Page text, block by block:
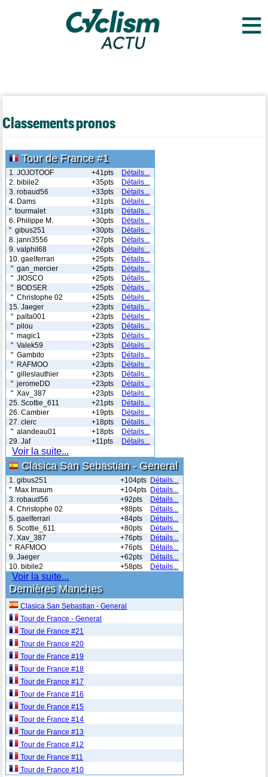
≡
Classements pronos
Tour de France #1
1. JOJOTOOF Détails...
+41pts
2. bibile2
Détails...
+35pts
3. robaud56
Détails...
+33pts
4. Dams
Détails...
+31pts
" tourmalet
Détails...
+31pts
6. Philippe M.
Détails...
+30pts
" gibus251
Détails...
+30pts
8. jann3556
Détails...
+27pts
9. valphil68
Détails...
+26pts
10. gaelferrari
Détails...
+25pts
" gan_mercier
Détails...
+25pts
" JIOSCO
Détails...
+25pts
" BODSER
Détails...
+25pts
" Christophe 02
Détails...
+25pts
15. Jaeger
Détails...
+23pts
" palta001
Détails...
+23pts
" pilou
Détails...
+23pts
" magic1
Détails...
+23pts
" Valek59
Détails...
+23pts
" Gambito
Détails...
+23pts
" RAFMOO
Détails...
+23pts
" gilleslauthier
Détails...
+23pts
" jeromeDD
Détails...
+23pts
" Xav_387
Détails...
+23pts
25. Scottie_611
Détails...
+21pts
26. Cambier
Détails...
+19pts
27. clerc
Détails...
+18pts
" alandeau01
Détails...
+18pts
29. Jaf
Détails...
+11pts
Voir la suite...
Clasica San Sebastian - General
1. gibus251 Détails...
+104pts
" Max Imaum
Détails...
+104pts
3. robaud56
Détails...
+92pts
4. Christophe 02
Détails...
+88pts
5. gaelferrari
Détails...
+84pts
6. Scottie_611
Détails...
+80pts
7. Xav_387
Détails...
+76pts
" RAFMOO
Détails...
+76pts
9. Jaeger
Détails...
+62pts
10. bibile2
Détails...
+58pts
Voir la suite...
Dernières Manches
Clasica San Sebastian - General
Tour de France - General
Tour de France #21
Tour de France #20
Tour de France #19
Tour de France #18
Tour de France #17
Tour de France #16
Tour de France #15
Tour de France #14
Tour de France #13
Tour de France #12
Tour de France #11
Tour de France #10